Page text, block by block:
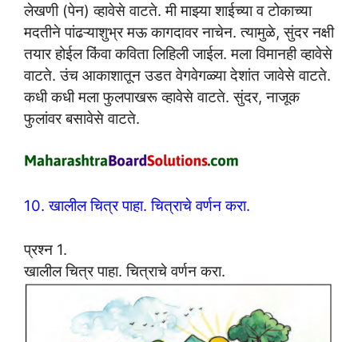
लेखणी (पेन) व्हावेसे वाटते. मी माझ्या शाईच्या व टोकाच्या
मदतीने पांढऱ्याशुभ्र मऊ कागदावर नाचेन. त्यामुळे, सुंदर नक्षी
तयार होईल किंवा कविता लिहिली जाईल. मला विमानही व्हावेसे
वाटते. उंच आकाशातून उडत वेगवेगळ्या देशांत जावेसे वाटते.
कधी कधी मला फुलपाखरू व्हावेसे वाटते. सुंदर, नाजूक
फुलांवर बसावेसे वाटते.
10. खालील चित्र पाहा. चित्राचे वर्णन करा.
प्रश्न 1.
खालील चित्र पाहा. चित्राचे वर्णन करा.